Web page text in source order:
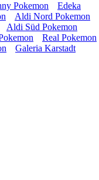
Pokemon
Edeka
Aldi Nord Pokemon
Aldi Süd Pokemon
Real Pokemon
Galeria Karstadt